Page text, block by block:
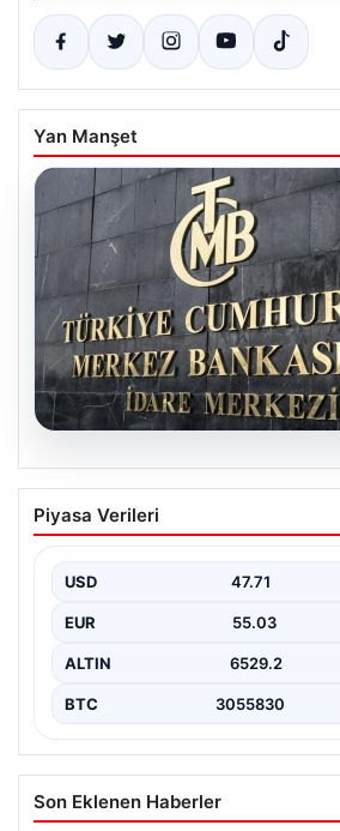
Yan Manşet
05.08.2026
Merkez Bankası faiz kararı
Ekonomistlerin nisan ayı
Piyasa Verileri
USD 47.71
EUR 55.03
ALTIN 6529.2
BTC 3055830
Son Eklenen Haberler